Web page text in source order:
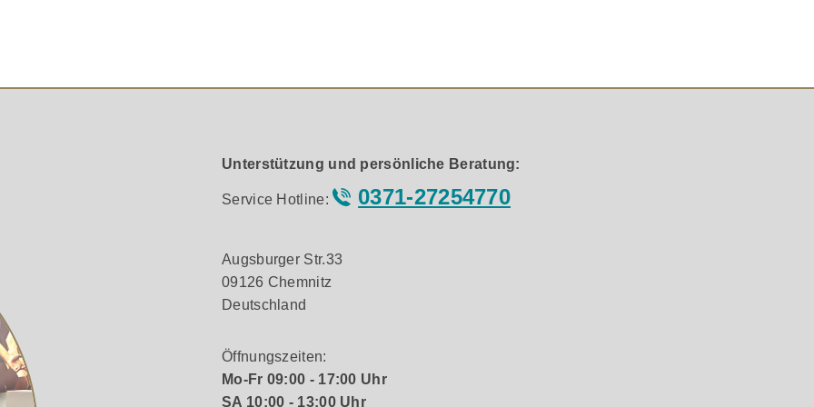
weist eine höhere Steifheit und hervorragende Dämpfungseigenschaften auf, die denen von
höhere Festigkeit wiederum erlaubt eine höhere Flexibilität im Design, um einen gleichmäßigeren, erweiterten
eine höhere Steifheit und Festigkeit, wodurch Gehäusevibrationen und unerwünschte tonale
Unterstützung und persönliche Beratung:
Service Hotline: 0371-27254770
Augsburger Str.33
09126 Chemnitz
Deutschland
Öffnungszeiten:
Mo-Fr 09:00 - 17:00 Uhr
SA 10:00 - 13:00 Uhr